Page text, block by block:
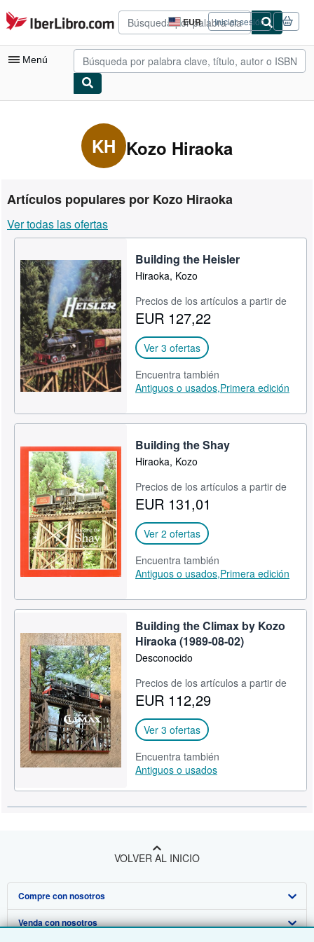
Pasar al contenido principal
IberLibro.com EUR
Preferencias
de
compra
del
Iniciar sesión
Menú
Consultar mis pedidos
Búsqueda avanzada
Libros antiguos
Arte y coleccionismo
Vendedores
Comenzar a vender
Ayuda
CERRAR
KH Kozo Hiraoka
Artículos populares por Kozo Hiraoka
Ver todas las ofertas
Building the Heisler
Hiraoka, Kozo
Precios de los artículos a partir de
EUR 127,22
Ver 3 ofertas
Encuentra también
Antiguos o usados,Primera edición
Building the Shay
Hiraoka, Kozo
Precios de los artículos a partir de
EUR 131,01
Ver 2 ofertas
Encuentra también
Antiguos o usados,Primera edición
Building the Climax by Kozo
Hiraoka (1989-08-02)
Desconocido
Precios de los artículos a partir de
EUR 112,29
Ver 3 ofertas
Encuentra también
Antiguos o usados
VOLVER AL INICIO
Compre con nosotros
Búsqueda avanzada
Venda con nosotros